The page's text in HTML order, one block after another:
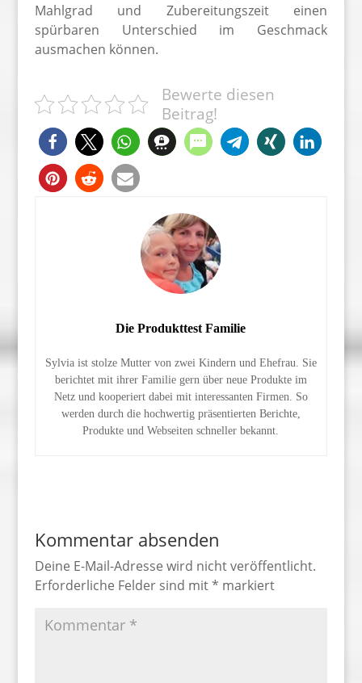
Mahlgrad und Zubereitungszeit einen
spürbaren Unterschied im Geschmack
ausmachen können.
Bewerte diesen
Beitrag!
Die Produkttest Familie
Sylvia ist stolze Mutter von zwei Kindern und Ehefrau. Sie
berichtet mit ihrer Familie gern über neue Produkte im
Netz und kooperiert dabei mit interessanten Firmen. So
werden durch die hochwertig präsentierten Berichte,
Produkte und Webseiten schneller bekannt.
Kommentar absenden
Deine E-Mail-Adresse wird nicht veröffentlicht.
Erforderliche Felder sind mit* markiert